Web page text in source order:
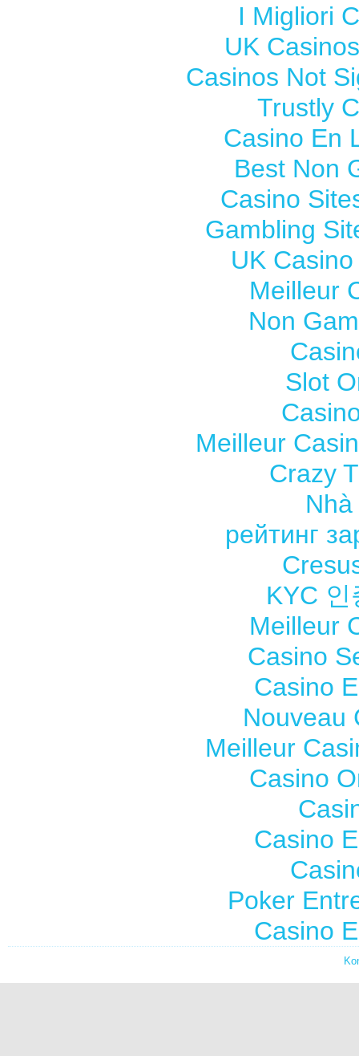
I Migliori
UK
Casinos Not
Trustly
Casino En
Best Non
Casino
Gambling
UK
Meilleur
Non
Slot
Meilleur
Crazy
рейтинг
KYC
Meilleur
Casino
Casino
Nouveau
Meilleur
Casino
Casino
Poker
Casino